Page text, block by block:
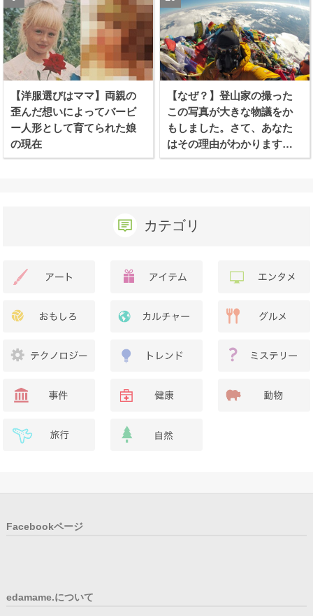
【洋服選びはママ】両親の
歪んだ想いによってバービ
ー人形として育てられた娘
の現在
【なぜ？】登山家の撮った
この写真が大きな物議をか
もしました。さて、あなた
はその理由がわかります
か？
カテゴリ
Facebookページ
edamame.について